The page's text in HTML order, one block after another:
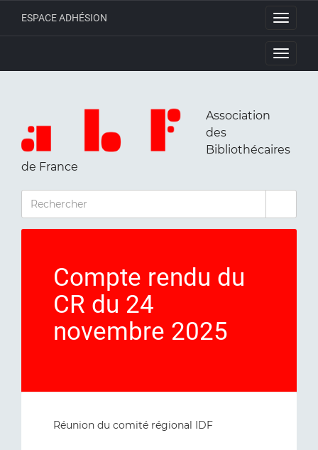
Toggle
ESPACE ADHÉSION
Toggle
Association
des
Bibliothécaires
de France
RECHERCHER
Compte rendu du
CR du 24
novembre 2025
Réunion du comité régional IDF